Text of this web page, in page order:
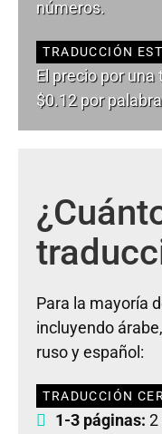
números.
TRADUCCIÓN
El precio por
$0.12 por
Para la mayoría
incluyendo
ruso y español:
TRADUCCIÓN
1-3 páginas: 2